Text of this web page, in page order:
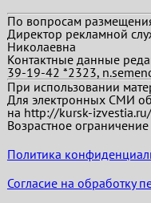
По вопросам
Директор рекламной
Николаевна
Контактные данные
39-19-42 *2323,
При использовании
Для электронных СМИ
на http://kursk-
Возрастное
Политика
Согласие на обработку